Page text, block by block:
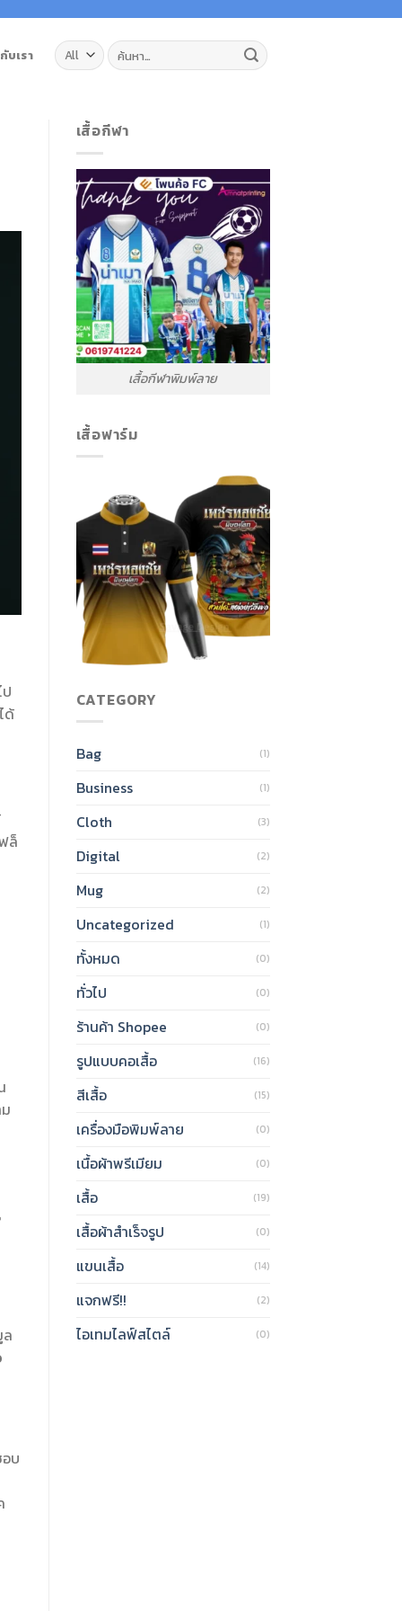
บเรา ค้นหา:
ด้
ล็
ล
บ
เสื้อกีฬา
เสื้อกีฬาพิมพ์ลาย
เสื้อฟาร์ม
CATEGORY
Bag (1)
Business (1)
Cloth (3)
Digital (2)
Mug (2)
Uncategorized (1)
ทั้งหมด (0)
ทั่วไป (0)
ร้านค้า Shopee (0)
รูปแบบคอเสื้อ (16)
สีเสื้อ (15)
เครื่องมือพิมพ์ลาย (0)
เนื้อผ้าพรีเมียม (0)
เสื้อ (19)
เสื้อผ้าสำเร็จรูป (0)
แขนเสื้อ (14)
แจกฟรี!! (2)
ไอเทมไลฟ์สไตล์ (0)